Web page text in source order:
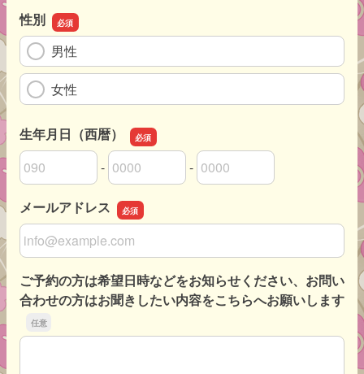
性別
男性
女性
生年月日（西暦）
生年月日（西暦）の市外局番
-
生年月日（西暦）の市内局番-
生年月日（西暦）の加入者番号
メールアドレス
メールアドレス
ご予約の方は希望日時などをお知らせください、お問い
合わせの方はお聞きしたい内容をこちらへお願いします
ご予約の方は希望日時などをお知らせください、お問い